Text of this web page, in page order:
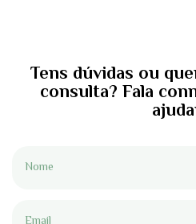
Tens dúvidas ou
consulta? Fala